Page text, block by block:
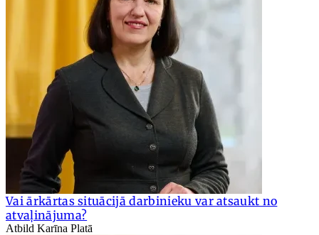
Vai ārkārtas situācijā darbinieku var atsaukt no
atvaļinājuma?
Atbild Karīna Platā